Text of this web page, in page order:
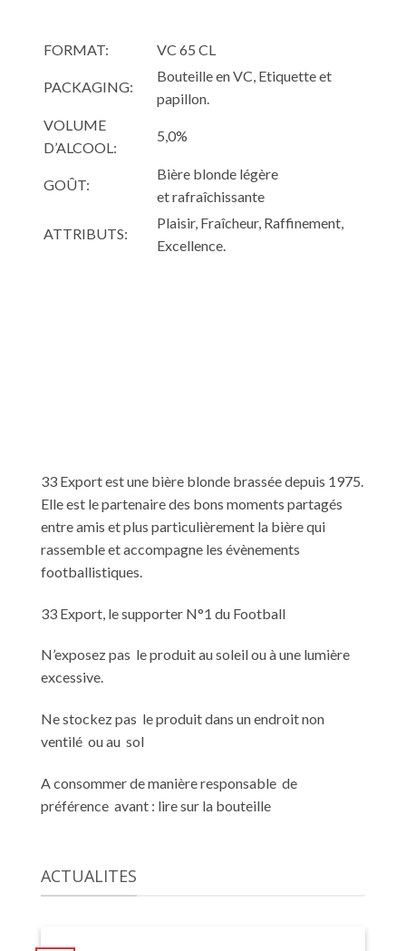
FORMAT: VC 65 CL
PACKAGING:
Bouteille en VC, Etiquette et
papillon.
VOLUME
D’ALCOOL:
5,0%
GOÛT:
Bière blonde légère
et rafraîchissante
ATTRIBUTS:
Plaisir, Fraîcheur, Raffinement,
Excellence.
33 Export est une bière blonde brassée depuis 1975.
Elle est le partenaire des bons moments partagés
entre amis et plus particulièrement la bière qui
rassemble et accompagne les évènements
footballistiques.
33 Export, le supporter N°1 du Football
N’exposez pas le produit au soleil ou à une lumière
excessive.
Ne stockez pas le produit dans un endroit non
ventilé ou au sol
A consommer de manière responsable de
préférence avant : lire sur la bouteille
ACTUALITES